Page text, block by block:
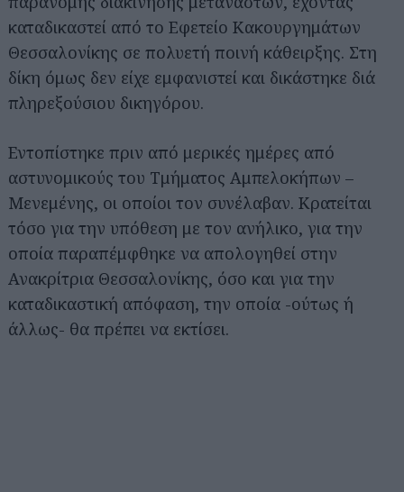
καταδικαστεί από το Εφετείο Κακουργημάτων
Θεσσαλονίκης σε πολυετή ποινή κάθειρξης. Στη
δίκη όμως δεν είχε εμφανιστεί και δικάστηκε διά
πληρεξούσιου δικηγόρου.
Εντοπίστηκε πριν από μερικές ημέρες από
αστυνομικούς του Τμήματος Αμπελοκήπων –
Μενεμένης, οι οποίοι τον συνέλαβαν. Κρατείται
τόσο για την υπόθεση με τον ανήλικο, για την
οποία παραπέμφθηκε να απολογηθεί στην
Ανακρίτρια Θεσσαλονίκης, όσο και για την
καταδικαστική απόφαση, την οποία -ούτως ή
άλλως- θα πρέπει να εκτίσει.